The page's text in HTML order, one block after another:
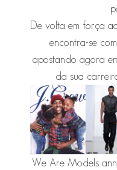
De volta em força
encontra-se
apostando agora
da sua
We Are Models